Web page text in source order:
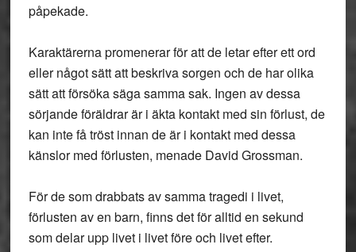
påpekade.
Karaktärerna promenerar för att de letar efter ett ord
eller något sätt att beskriva sorgen och de har olika
sätt att försöka säga samma sak. Ingen av dessa
sörjande föräldrar är i äkta kontakt med sin förlust, de
kan inte få tröst innan de är i kontakt med dessa
känslor med förlusten, menade David Grossman.
För de som drabbats av samma tragedi i livet,
förlusten av en barn, finns det för alltid en sekund
som delar upp livet i livet före och livet efter.